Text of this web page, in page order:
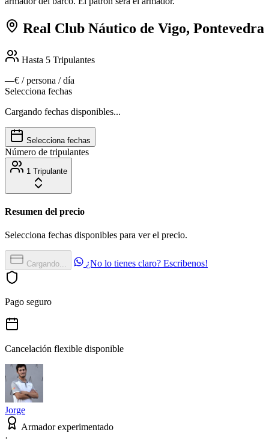
Real Club Náutico de Vigo, Pontevedra
Hasta 5 Tripulantes
—€ / persona / día
Selecciona fechas
Cargando fechas disponibles...
Selecciona fechas
Número de tripulantes
1 Tripulante
Resumen del precio
Selecciona fechas disponibles para ver el precio.
Cargando... ¿No lo tienes claro? Escribenos!
Pago seguro
Cancelación flexible disponible
Jorge
Armador experimentado
·